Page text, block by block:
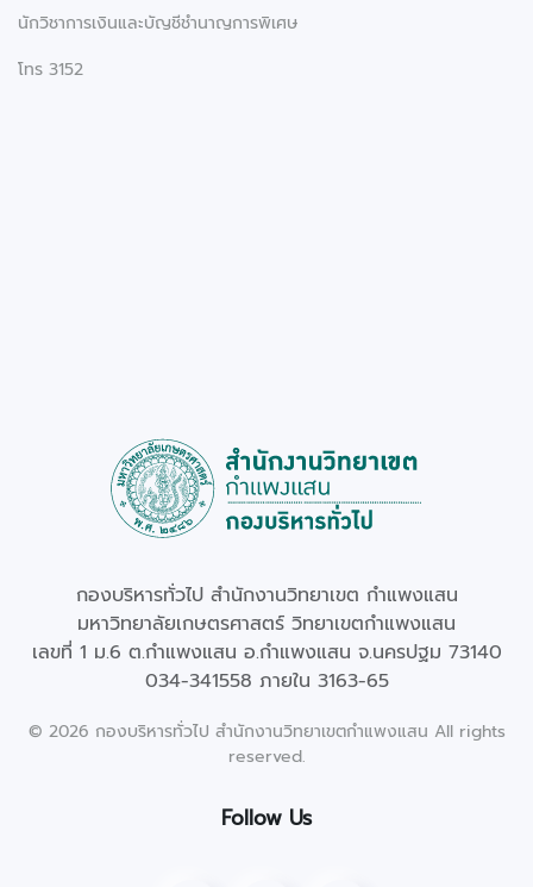
นักวิชาการเงินและบัญชีชำนาญการพิเศษ
โทร 3152
กองบริหารทั่วไป สำนักงานวิทยาเขต กำแพงแสน
มหาวิทยาลัยเกษตรศาสตร์ วิทยาเขตกำแพงแสน
เลขที่ 1 ม.6 ต.กำแพงแสน อ.กำแพงแสน จ.นครปฐม 73140
034-341558 ภายใน 3163-65
© 2026 กองบริหารทั่วไป สำนักงานวิทยาเขตกำแพงแสน All rights
reserved.
Follow Us